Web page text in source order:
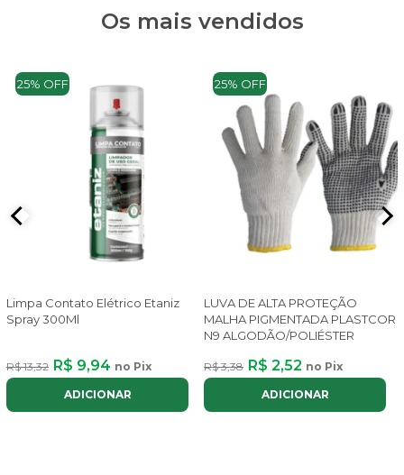
Os mais vendidos
25% OFF
Limpa Contato Elétrico Etaniz
Spray 300Ml
R$ 13,32 R$ 9,94 no Pix
ADICIONAR
25% OFF
LUVA DE ALTA PROTEÇÃO
MALHA PIGMENTADA PLASTCOR
N9 ALGODÃO/POLIÉSTER
R$ 3,38 R$ 2,52 no Pix
ADICIONAR